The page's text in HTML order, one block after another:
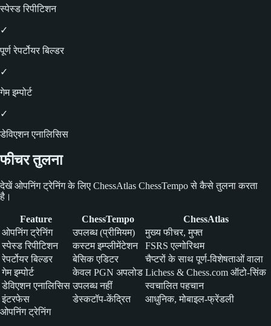
स्पेस्ड रिपीटिशन
✓
पूर्ण रेपर्टोयर बिल्डर
✓
गेम इम्पोर्ट
✓
डेविएशन एनालिसिस
फीचर तुलना
देखें ओपनिंग ट्रेनिंग के लिए ChessAtlas ChessTempo से कैसे तुलना करता
है।
Feature ChessTempo
ChessAtlas
ओपनिंग ट्रेनिंग
उपलब्ध (प्रीमियम)
मुख्य फीचर, मुफ्त
स्पेस्ड रिपीटिशन
कस्टम इम्प्लीमेंटेशन
FSRS एल्गोरिथम
रेपर्टोयर बिल्डर
बेसिक एडिटर
चैप्टरों के साथ पूर्ण-विशेषताओं वाला
गेम इम्पोर्ट
केवल PGN अपलोड Lichess & Chess.com ऑटो-सिंक
डेविएशन एनालिसिस उपलब्ध नहीं
स्वचालित पहचान
इंटरफेस
डेस्कटॉप-केंद्रित
आधुनिक, मोबाइल-फ्रेंडली
ओपनिंग ट्रेनिंग